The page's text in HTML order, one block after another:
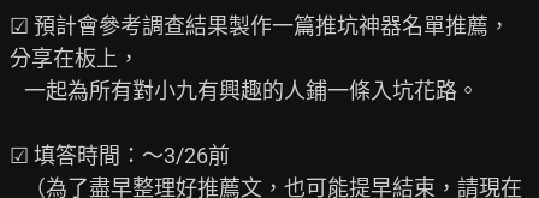
☑ 預計會參考調查結果製作一篇推坑神器名單推薦，
分享在板上，
☑ 填答時間：～3/26前